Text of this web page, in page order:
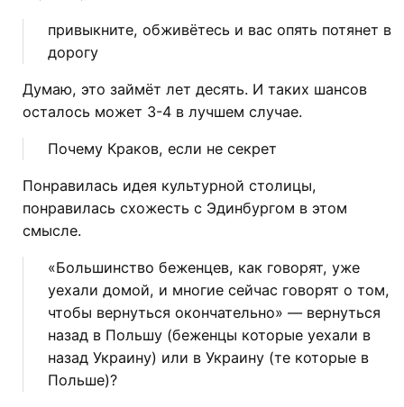
привыкните, обживётесь и вас опять потянет в
дорогу
Думаю, это займёт лет десять. И таких шансов
осталось может 3-4 в лучшем случае.
Почему Краков, если не секрет
Понравилась идея культурной столицы,
понравилась схожесть с Эдинбургом в этом
смысле.
«Большинство беженцев, как говорят, уже
уехали домой, и многие сейчас говорят о том,
чтобы вернуться окончательно» — вернуться
назад в Польшу (беженцы которые уехали в
назад Украину) или в Украину (те которые в
Польше)?